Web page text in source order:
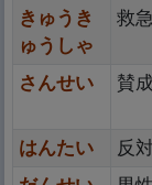
sáng
きゅうき
ゅうしゃ
救急
ruột
さんせい 賛
はんたい 反 対